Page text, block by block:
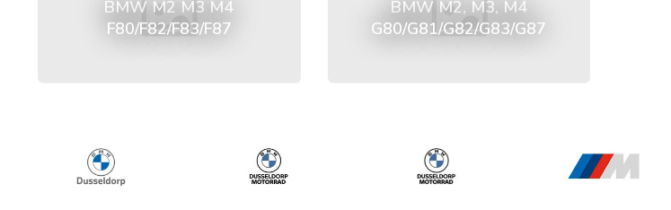
BMW M2 M3 M4
F80/F82/F83/F87
BMW M2, M3, M4
G80/G81/G82/G83/G87